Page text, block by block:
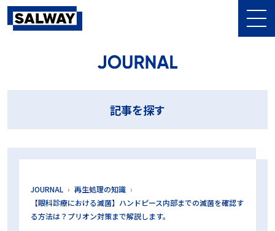
記事を探す
10本テスト
DIN58921 D値 EOG滅菌
HPR診断
LTSF滅菌 MMM NCG PCD PQ
SAL
インジケータ
ウォッシャー・ディスインフェクター
ガイドライン
グローバル医科歯科感染管理研究会
コスト削減
コンパクトPCD
シールテスト
ジェットウォッシャー超音波洗浄装置
JOURNAL
再生処理の知識
【眼科診療における滅菌】ハンドピース内部までの滅菌を確認す
る方法は？プリオン対策まで解説します。